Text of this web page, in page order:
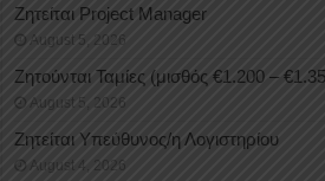
Ζητείται Project Manager
August 5, 2026
Ζητούνται Ταμίες (μισθός €1.200 –
August 5, 2026
Ζητείται Υπεύθυνος/η Λογιστηρίου
August 4, 2026